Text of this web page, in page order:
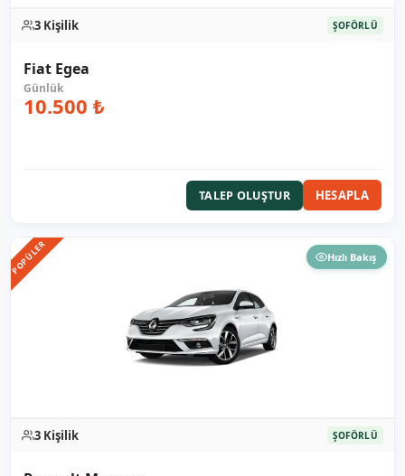
3 Kişilik ŞOFÖRLÜ
Fiat Egea
10.500 ₺
TALEP OLUŞTUR HESAPLA
POPÜLER Hızlı Bakış
3 Kişilik ŞOFÖRLÜ